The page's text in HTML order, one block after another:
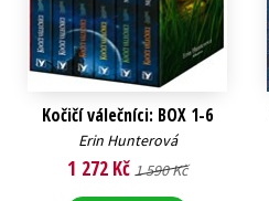
Kočičí válečníci: BOX 1-6
Erin Hunterová
1 272 Kč 1 590 Kč